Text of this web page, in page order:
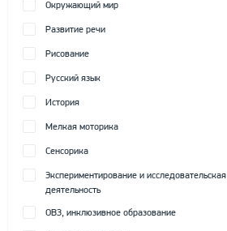
Окружающий мир
Развитие речи
Рисование
Русский язык
История
Мелкая моторика
Сенсорика
Экспериментирование и исследовательская
деятельность
ОВЗ, инклюзивное образование